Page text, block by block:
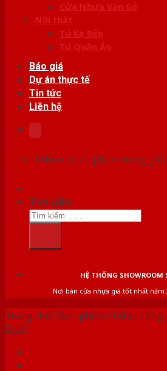
Cửa Nhựa Vân Gỗ
Nội thất
Tủ Kệ Bếp
Tủ Quần Áo
Báo giá
Dự án thực tế
Tin tức
Liên hệ
Chưa có sản phẩm trong giỏ
Tìm kiếm:
HỆ THỐNG SHOWROOM
Nơi bán cửa nhựa giá tốt nhất năm
Trang chủ /Sản phẩm /Cửa chống
Quốc